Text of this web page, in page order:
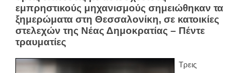
εμπρηστικούς μηχανισμούς σημειώθηκαν τα
ξημερώματα στη Θεσσαλονίκη, σε κατοικίες
στελεχών της Νέας Δημοκρατίας – Πέντε
τραυματίες
Τρεις